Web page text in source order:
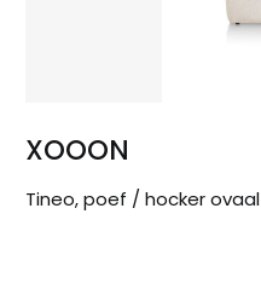
XOOON
Tineo, poef / hocker ovaal